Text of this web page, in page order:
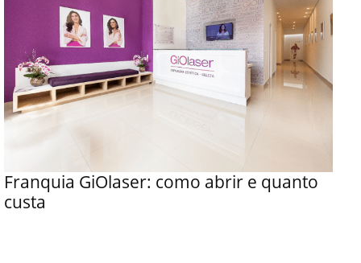
Franquia GiOlaser: como abrir e quanto
custa